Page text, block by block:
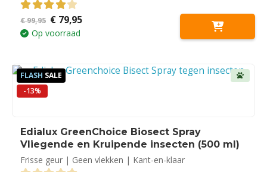
4.00 out of 5
€99,95 Oorspronkelijke
prijs
was:
€79,95Huidige
Op voorraad
FLASH SALE
-13%
Edialux GreenChoice Biosect Spray
Vliegende en Kruipende insecten (500 ml)
Frisse geur | Geen vlekken | Kant-en-klaar